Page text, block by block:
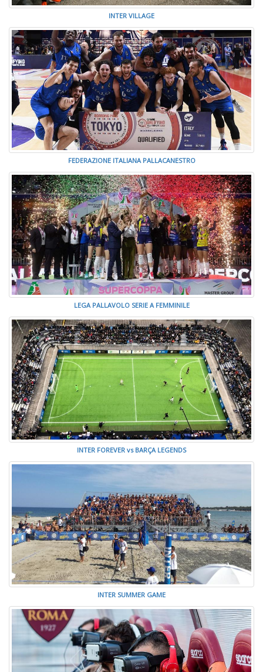
INTER VILLAGE
FEDERAZIONE ITALIANA PALLACANESTRO
LEGA PALLAVOLO SERIE A FEMMINILE
INTER FOREVER vs BARÇA LEGENDS
INTER SUMMER GAME